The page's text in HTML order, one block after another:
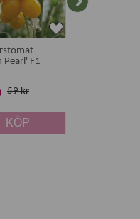
Pearl' F1
59 kr
KÖP